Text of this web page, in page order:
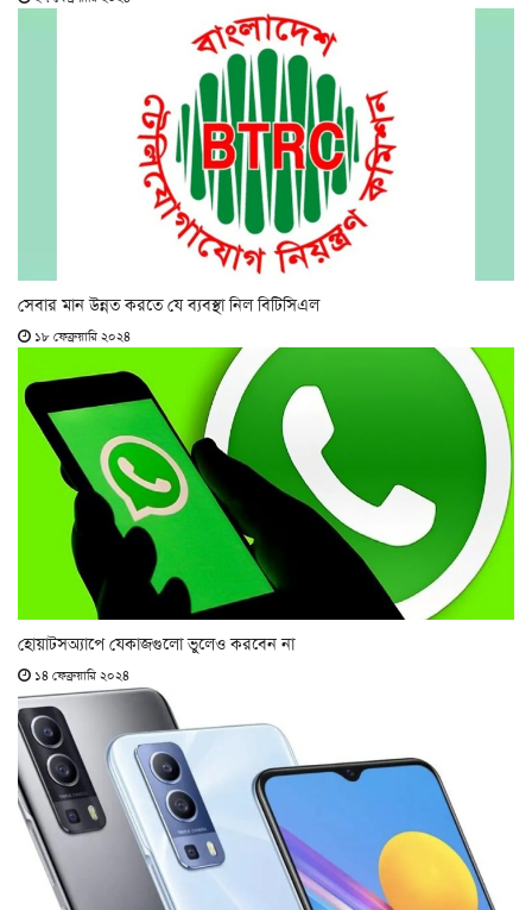
সেবার মান উন্নত করতে যে ব্যবস্থা নিল বিটিসিএল
১৮ ফেব্রুয়ারি ২০২৪
হোয়াটসঅ্যাপে যেকাজগুলো ভুলেও করবেন না
১৪ ফেব্রুয়ারি ২০২৪